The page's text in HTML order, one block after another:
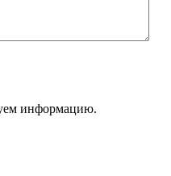
информацию.